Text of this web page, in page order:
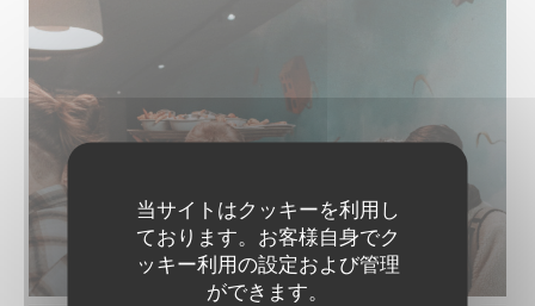
当サイトはクッキーを利用し
ております。お客様自身でク
ッキー利用の設定および管理
ができます。